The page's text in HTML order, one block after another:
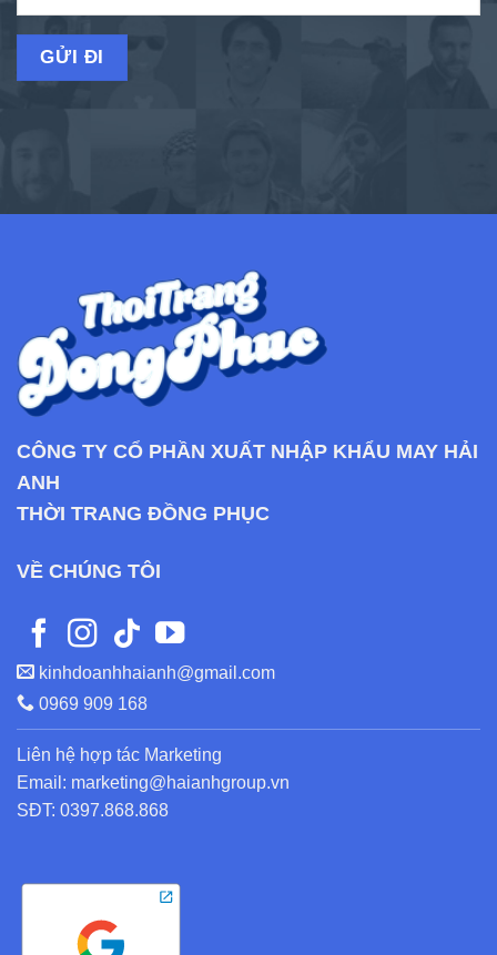
CÔNG TY CỔ PHẦN XUẤT NHẬP KHẨU MAY HẢI
ANH
THỜI TRANG ĐỒNG PHỤC
VỀ CHÚNG TÔI
kinhdoanhhaianh@gmail.com
0969 909 168
Liên hệ hợp tác Marketing
Email: marketing@haianhgroup.vn
SĐT: 0397.868.868